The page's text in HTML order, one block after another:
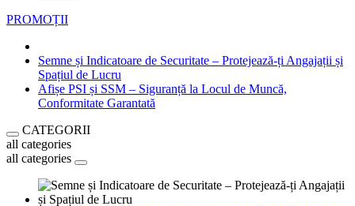
PROMOȚII
Semne și Indicatoare de Securitate – Protejează-ți Angajații și
Spațiul de Lucru
Afișe PSI și SSM – Siguranță la Locul de Muncă,
Conformitate Garantată
CATEGORII
all categories
all categories